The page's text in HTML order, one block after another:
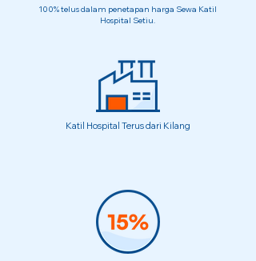
100% telus dalam penetapan harga Sewa Katil
Hospital Setiu.
Katil Hospital Terus dari Kilang